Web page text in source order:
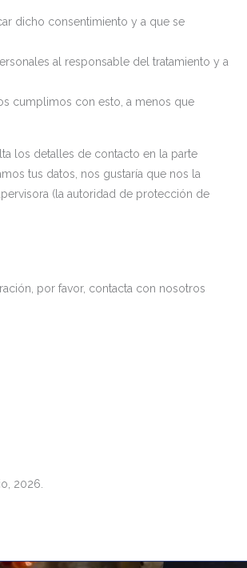
dicho consentimiento y a que se
al responsable del tratamiento y a
cumplimos con esto, a menos que
los detalles de contacto en la parte
tus datos, nos gustaría que nos la
(la autoridad de protección de
por favor, contacta con nosotros
2026.